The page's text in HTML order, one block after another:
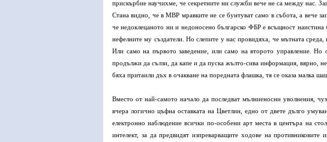
прискърбие научихме, че секретните ни служби вече не са между нас.
Стана видно, че в МВР мравките не се бунтуват само в събота, а вече
че недоклецаното ни и недоносено българско ФБР е всъщност
нефелните му създатели. Но слепите у нас провидяха, че мътната
Или само на първото заведение, или само на второто управление.
продължи да сълзи, да капе и да пуска жълто-сива информация, вярно,
бяха притаили дъх в очакване на поредната флашка, тя се оказа малка
Вместо от най-самото начало да последват мълниеносни уволнения,
вчера логично цъфна оставката на Цветлин, едно от двете дълго
електронно наблюдение всички по-особени арт места в центъра на
интелект, за да предвидят изпреварващите ходове на